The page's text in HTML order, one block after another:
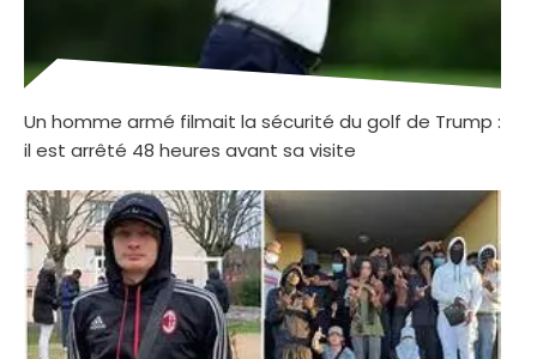
Un homme armé filmait la sécurité du golf de Trump :
il est arrêté 48 heures avant sa visite